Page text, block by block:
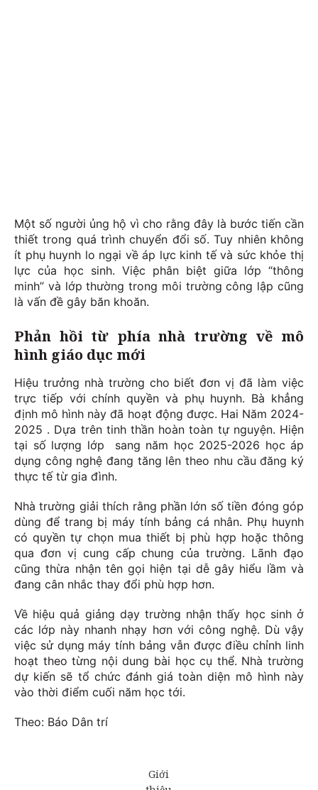
Một số người ủng hộ vì cho rằng đây là bước tiến cần
thiết trong quá trình chuyển đổi số. Tuy nhiên không
ít phụ huynh lo ngại về áp lực kinh tế và sức khỏe thị
lực của học sinh. Việc phân biệt giữa lớp “thông
minh” và lớp thường trong môi trường công lập cũng
là vấn đề gây băn khoăn.
Phản hồi từ phía nhà trường về mô
hình giáo dục mới
Hiệu trưởng nhà trường cho biết đơn vị đã làm việc
trực tiếp với chính quyền và phụ huynh. Bà khẳng
định mô hình này đã hoạt động được. Hai Năm 2024-
2025 . Dựa trên tinh thần hoàn toàn tự nguyện. Hiện
tại số lượng lớp sang năm học 2025-2026 học áp
dụng công nghệ đang tăng lên theo nhu cầu đăng ký
thực tế từ gia đình.
Nhà trường giải thích rằng phần lớn số tiền đóng góp
dùng để trang bị máy tính bảng cá nhân. Phụ huynh
có quyền tự chọn mua thiết bị phù hợp hoặc thông
qua đơn vị cung cấp chung của trường. Lãnh đạo
cũng thừa nhận tên gọi hiện tại dễ gây hiểu lầm và
đang cân nhắc thay đổi phù hợp hơn.
Về hiệu quả giảng dạy trường nhận thấy học sinh ở
các lớp này nhanh nhạy hơn với công nghệ. Dù vậy
việc sử dụng máy tính bảng vẫn được điều chỉnh linh
hoạt theo từng nội dung bài học cụ thể. Nhà trường
dự kiến sẽ tổ chức đánh giá toàn diện mô hình này
vào thời điểm cuối năm học tới.
Theo: Báo Dân trí